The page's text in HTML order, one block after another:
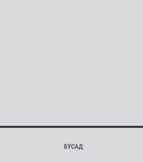
БУСАД